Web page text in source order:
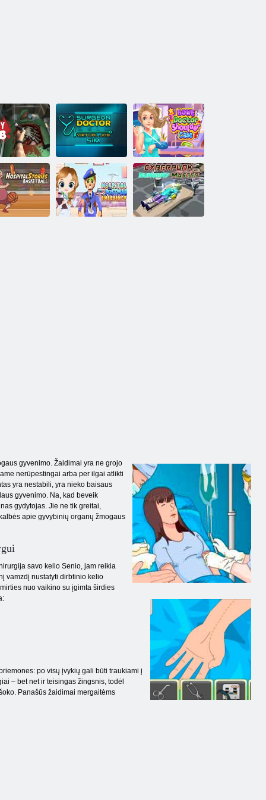
Bobo
Chirurgas
gydytojas
virtualus darbas
Sim
Kaulų gydytojo
pečių dėklas
gyvenimo. Žaidimai yra ne grojo
nerūpestingai arba per ilgai atlikti
yra nestabili, yra nieko baisaus
gyvenimo. Na, kad beveik
gydytojas. Jie ne tik greitai,
apie gyvybinių organų žmogaus
savo kelio Senio, jam reikia
vamzdį nustatyti dirbtinio kelio
nuo vaikino su įgimta širdies
po visų įvykių gali būti traukiami į
– bet net ir teisingas žingsnis, todėl
Panašūs žaidimai mergaitėms